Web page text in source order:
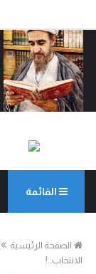
القائمة
الصفحة الرئيسية
الانتخاب..!